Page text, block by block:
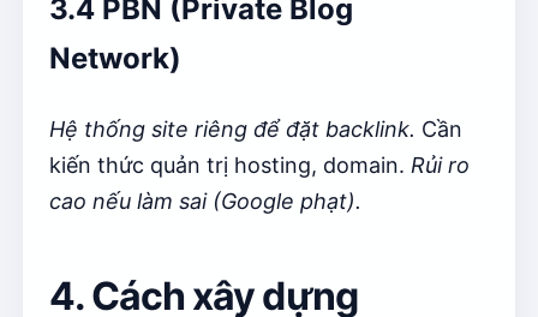
3.4 PBN (Private Blog
Network)
Hệ thống site riêng để đặt backlink. Cần
kiến thức quản trị hosting, domain. Rủi ro
cao nếu làm sai (Google phạt).
4. Cách xây dựng